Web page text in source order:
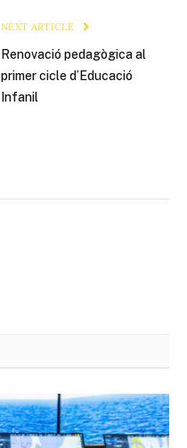
NEXT ARTICLE
Renovació pedagògica al
primer cicle d’Educació
Infanil